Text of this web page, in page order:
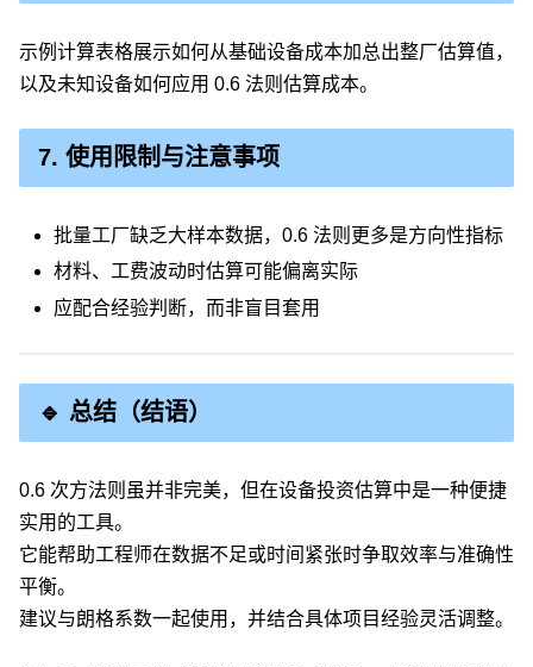
示例计算表格展示如何从基础设备成本加总出整厂估算值，
以及未知设备如何应用 0.6 法则估算成本。
7. 使用限制与注意事项
批量工厂缺乏大样本数据，0.6 法则更多是方向性指标
材料、工费波动时估算可能偏离实际
应配合经验判断，而非盲目套用
🔹 总结（结语）
0.6 次方法则虽并非完美，但在设备投资估算中是一种便捷
实用的工具。
它能帮助工程师在数据不足或时间紧张时争取效率与准确性
平衡。
建议与朗格系数一起使用，并结合具体项目经验灵活调整。